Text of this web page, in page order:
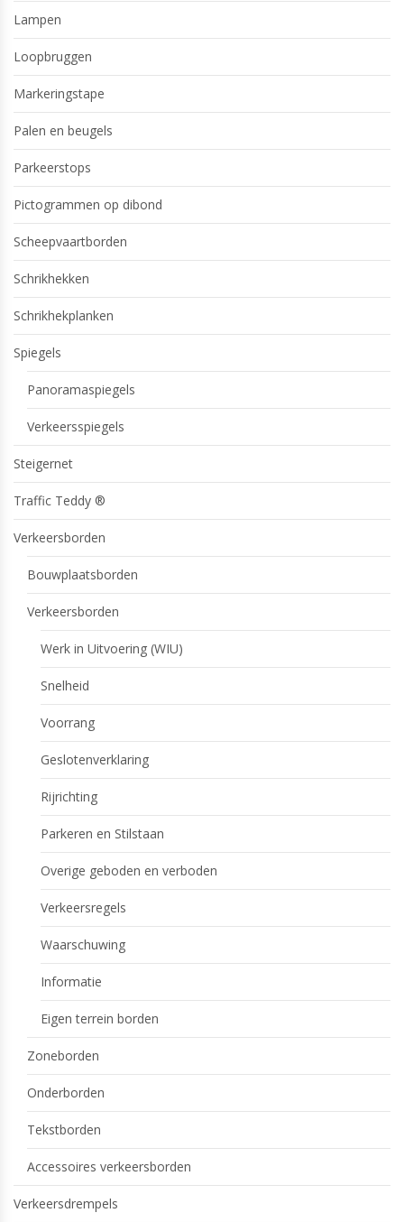
Lampen
Loopbruggen
Markeringstape
Palen en beugels
Parkeerstops
Pictogrammen op dibond
Scheepvaartborden
Schrikhekken
Schrikhekplanken
Spiegels
Panoramaspiegels
Verkeersspiegels
Steigernet
Traffic Teddy ®
Verkeersborden
Bouwplaatsborden
Verkeersborden
Werk in Uitvoering (WIU)
Snelheid
Voorrang
Geslotenverklaring
Rijrichting
Parkeren en Stilstaan
Overige geboden en verboden
Verkeersregels
Waarschuwing
Informatie
Eigen terrein borden
Zoneborden
Onderborden
Tekstborden
Accessoires verkeersborden
Verkeersdrempels